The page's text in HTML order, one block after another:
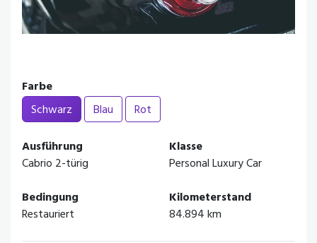
Farbe
Schwarz
Blau
Rot
Ausführung
Cabrio 2-türig
Klasse
Personal Luxury Car
Bedingung
Restauriert
Kilometerstand
84.894 km